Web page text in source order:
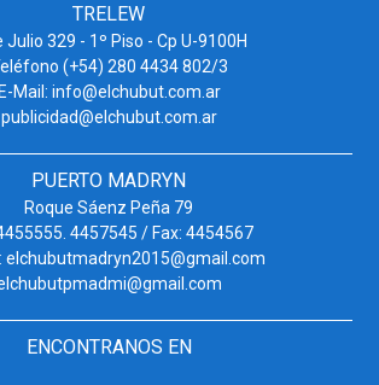
TRELEW
Julio 329 - 1º Piso - Cp U-9100H
(+54) 280 4434 802/3
E-Mail: info@elchubut.com.ar
publicidad@elchubut.com.ar
PUERTO MADRYN
Roque Sáenz Peña 79
4457545 / Fax: 4454567
elchubutmadryn2015@gmail.com
ENCONTRANOS EN